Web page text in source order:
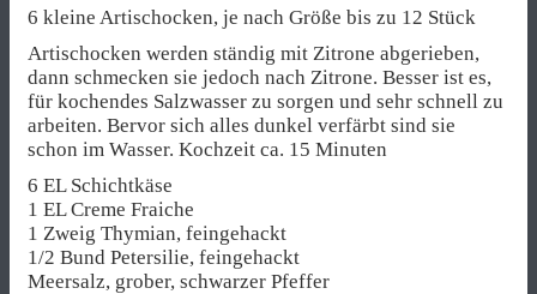
6 kleine Artischocken, je nach Größe bis zu 12 Stück
Artischocken werden ständig mit Zitrone abgerieben,
dann schmecken sie jedoch nach Zitrone. Besser ist es,
für kochendes Salzwasser zu sorgen und sehr schnell zu
arbeiten. Bervor sich alles dunkel verfärbt sind sie
schon im Wasser. Kochzeit ca. 15 Minuten
6 EL Schichtkäse
1 EL Creme Fraiche
1 Zweig Thymian, feingehackt
1/2 Bund Petersilie, feingehackt
Meersalz, grober, schwarzer Pfeffer